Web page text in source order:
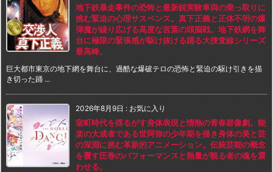
地下鉄暴走事件の恐怖と最新鋭実験車両の乗っ取りに
挑む緊迫の心理サスペンス。真下正義と正体不明の爆
弾魔が繰り広げる高度な言葉の頭脳戦。地下鉄網を舞
台に極限の緊張感が駆け抜ける踊る大捜査線シリーズ
最高峰。
巨大都市東京の地下網を舞台に、過酷な爆破テロの恐怖と緊迫の駆け引きを描
き切った踊 ...
2026年8月9日 : お気に入り
室町時代を揺るがす身体表現と情熱の青春群像劇。能
楽の大成者である世阿弥の少年期を描き身体の美と芸
の深淵に挑む革新的アニメーション。伝統芸能の概念
を覆す圧巻のパフォーマンスと熱量が観る者の魂を震
わせる。